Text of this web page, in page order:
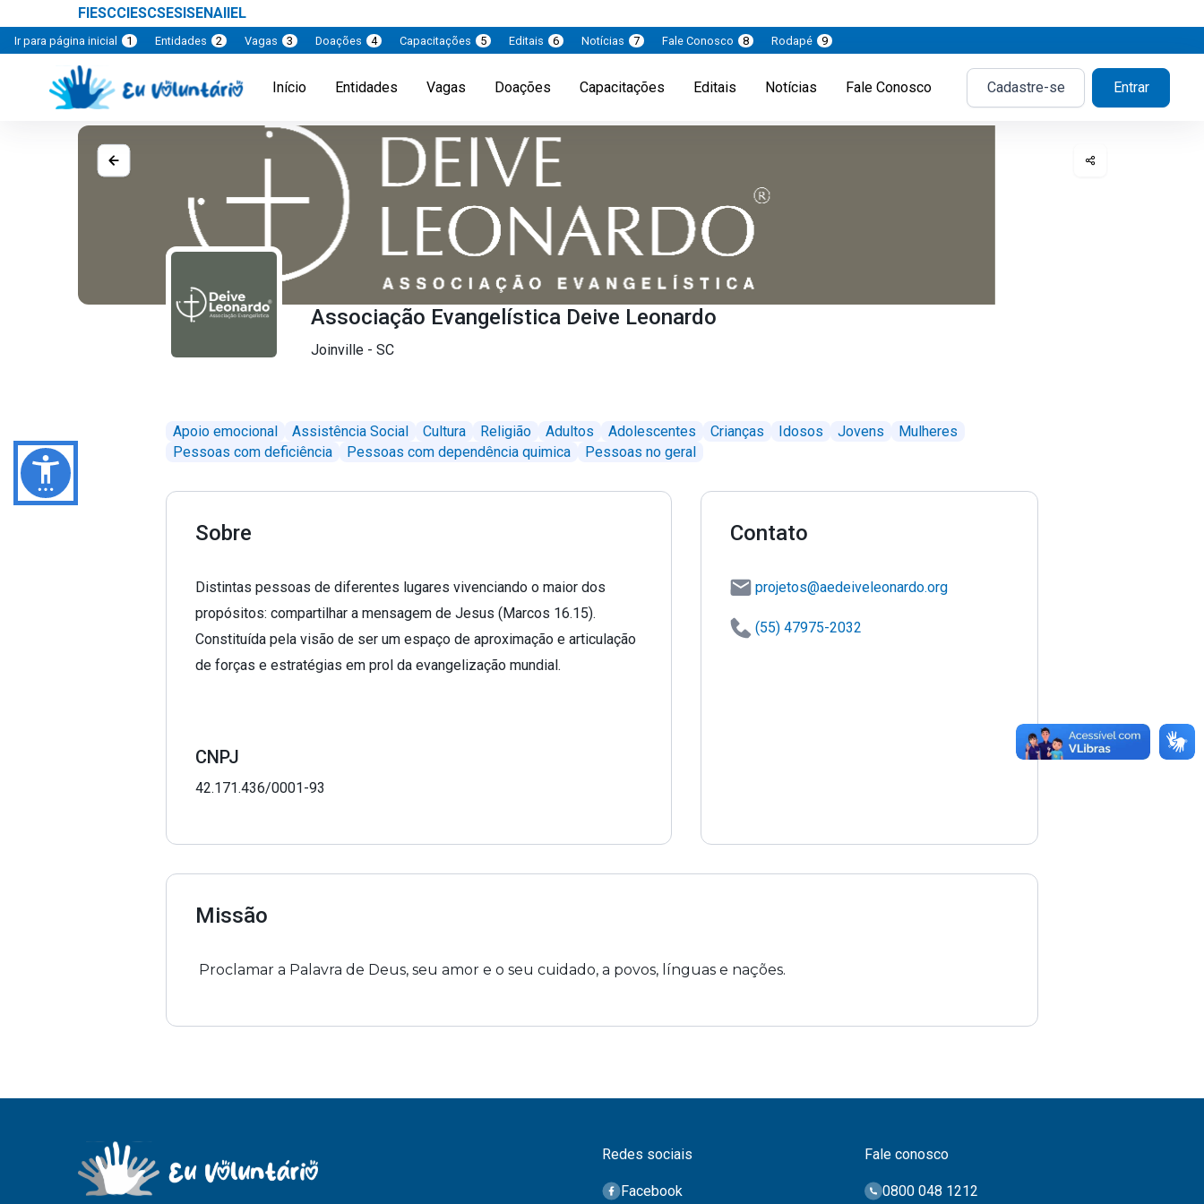
FIESCCIESCSESISENAIIEL
Ir para página inicial 1 Entidades 2 Vagas 3 Doações 4 Capacitações 5 Editais 6 Notícias 7 Fale Conosco 8 Rodapé 9
Início Entidades Vagas Doações Capacitações Editais Notícias Fale Conosco Cadastre-se Entrar
Associação Evangelística Deive Leonardo
Joinville - SC
Apoio emocional Assistência Social Cultura Religião Adultos Adolescentes Crianças Idosos Jovens
Mulheres
Pessoas com deficiência
Pessoas com dependência quimica Pessoas no geral
Sobre
Distintas pessoas de diferentes lugares vivenciando o maior dos
propósitos: compartilhar a mensagem de Jesus (Marcos 16.15).
Constituída pela visão de ser um espaço de aproximação e articulação
de forças e estratégias em prol da evangelização mundial.
CNPJ
42.171.436/0001-93
Contato
projetos@aedeiveleonardo.org
(55) 47975-2032
Missão
Proclamar a Palavra de Deus, seu amor e o seu cuidado, a povos, línguas e nações.
Redes sociais
Facebook
Fale conosco
0800 048 1212